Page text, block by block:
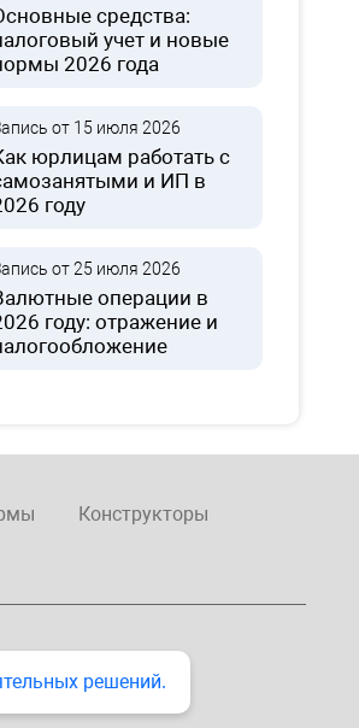
средства:
учет и новые
2026 года
от 15 июля 2026
юрлицам работать с
и ИП в
году
от 25 июля 2026
операции в
году: отражение и
Конструкторы
решений.